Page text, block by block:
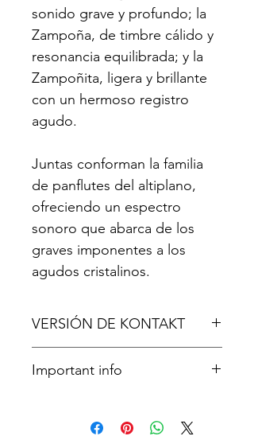
sonido grave y profundo; la
Zampoña, de timbre cálido y
resonancia equilibrada; y la
Zampoñita, ligera y brillante
con un hermoso registro
agudo.
Juntas conforman la familia
de panflutes del altiplano,
ofreciendo un espectro
sonoro que abarca de los
graves imponentes a los
agudos cristalinos.
VERSIÓN DE KONTAKT
Important info
versión completa de Kontakt para